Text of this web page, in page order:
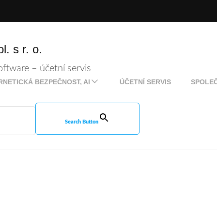
s r. o.
– účetní servis
BEZPEČNOST, AI ÚČETNÍ SERVIS
Search Button